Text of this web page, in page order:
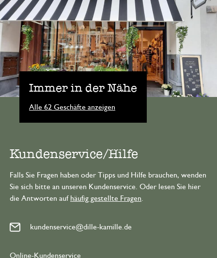
Immer in der Nähe
Alle 62 Geschäfte anzeigen
Kundenservice/Hilfe
Falls Sie Fragen haben oder Tipps und Hilfe brauchen, wenden
Sie sich bitte an unseren Kundenservice. Oder lesen Sie hier
die Antworten auf häufig gestellte Fragen
kundenservice@dille-kamille.de
Online-Kundenservice